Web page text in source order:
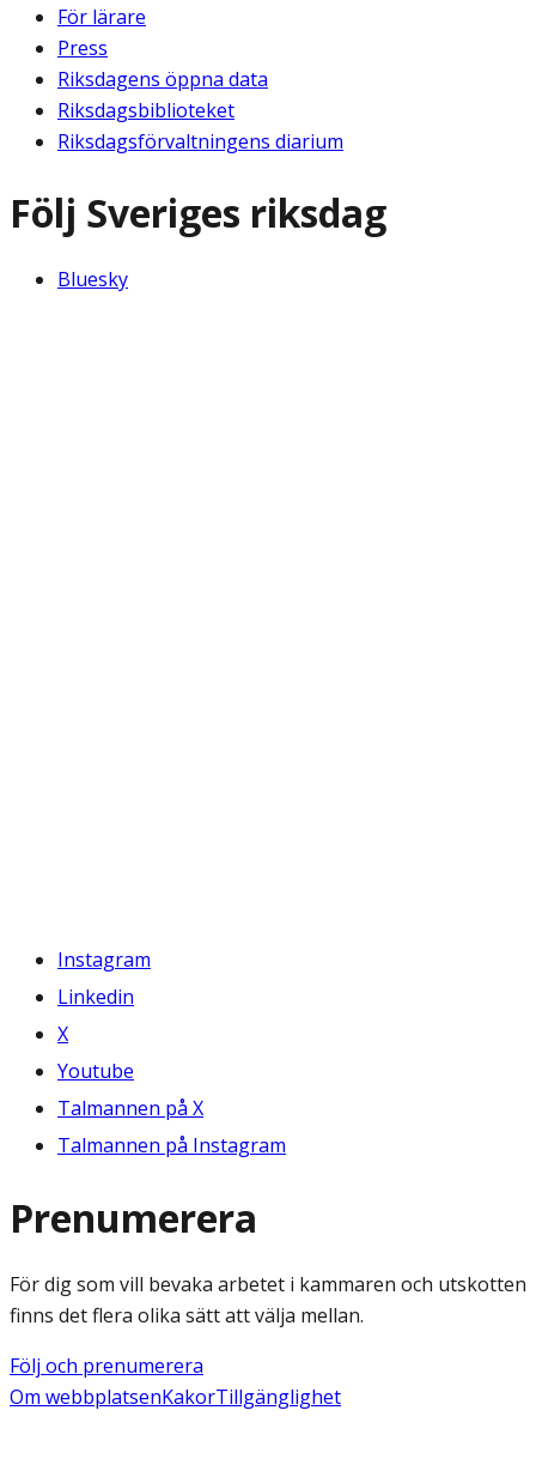
För lärare
Press
Riksdagens öppna data
Riksdagsbiblioteket
Riksdagsförvaltningens diarium
Följ Sveriges riksdag
Bluesky
Instagram
Linkedin
X
Youtube
Talmannen på X
Talmannen på Instagram
Prenumerera
För dig som vill bevaka arbetet i kammaren och utskotten
finns det flera olika sätt att välja mellan.
Följ och prenumerera
Om webbplatsenKakorTillgänglighet